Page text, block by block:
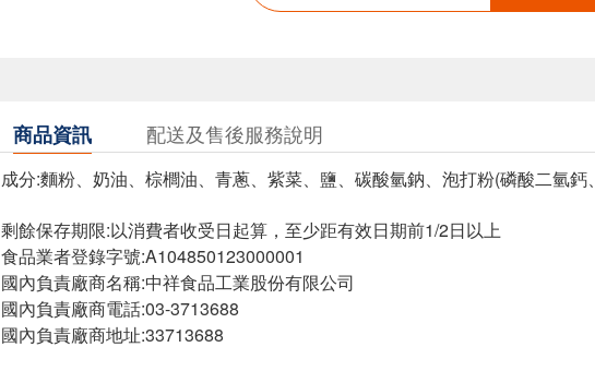
商品資訊 配送及售後服務說明
成分:麵粉、奶油、棕櫚油、青蔥、紫菜、鹽、碳酸氫鈉、泡打粉(磷酸二氫
剩餘保存期限:以消費者收受日起算，至少距有效日期前1/2日以上
食品業者登錄字號:A104850123000001
國內負責廠商名稱:中祥食品工業股份有限公司
國內負責廠商電話:03-3713688
國內負責廠商地址:33713688